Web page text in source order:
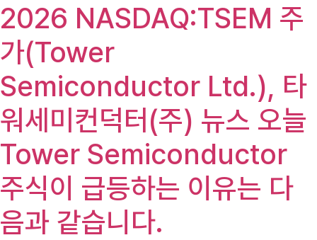
2026 NASDAQ:TSEM 주
가(Tower
Semiconductor Ltd.), 타
워세미컨덕터(주) 뉴스 오늘
Tower Semiconductor
주식이 급등하는 이유는 다
음과 같습니다.